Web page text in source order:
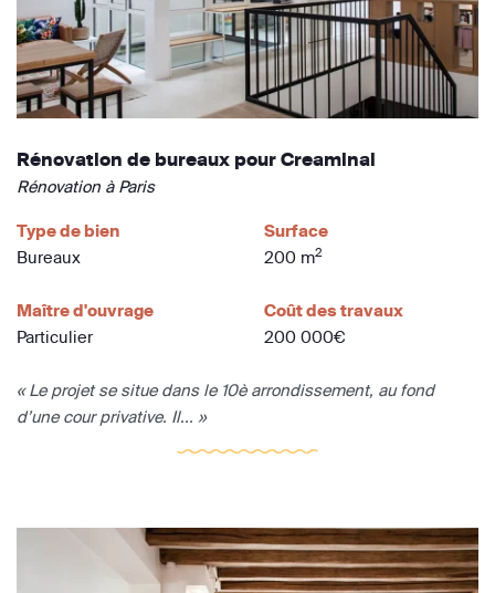
Rénovation de bureaux pour Creaminal
Rénovation à Paris
Type de bien
Bureaux
Surface
200 m2
Maître d'ouvrage
Particulier
Coût des travaux
200 000€
« Le projet se situe dans le 10è arrondissement, au fond
d’une cour privative. Il... »